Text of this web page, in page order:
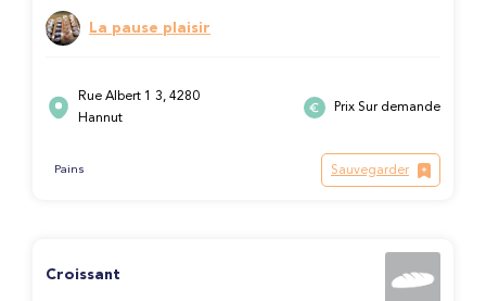
La pause plaisir
Rue Albert 1 3, 4280
Hannut
Prix Sur demande
Pains Sauvegarder
Croissant